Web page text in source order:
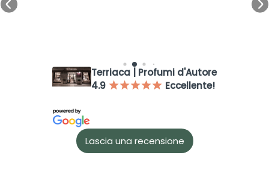
Terriaca | Profumi d'Autore
4.9 ¡¡¡¡¡ Eccellente!
Lascia una recensione
Accedi al tuo account per aggiungere prodotti alla tua lista
dei desideri e visualizzare gli articoli salvati in precedenza.